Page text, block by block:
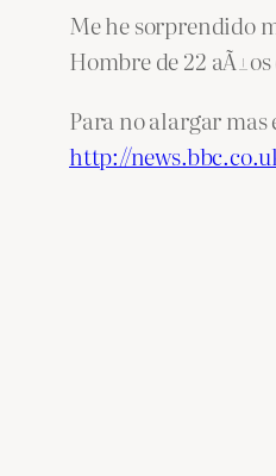
Me he sorprendido
Hombre de 22
Para no alargar
http://